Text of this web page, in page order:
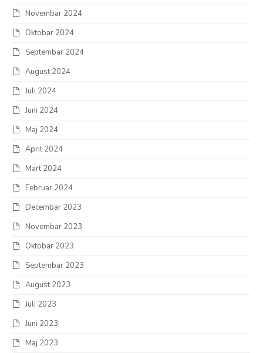
Novembar 2024
Oktobar 2024
Septembar 2024
August 2024
Juli 2024
Juni 2024
Maj 2024
April 2024
Mart 2024
Februar 2024
Decembar 2023
Novembar 2023
Oktobar 2023
Septembar 2023
August 2023
Juli 2023
Juni 2023
Maj 2023